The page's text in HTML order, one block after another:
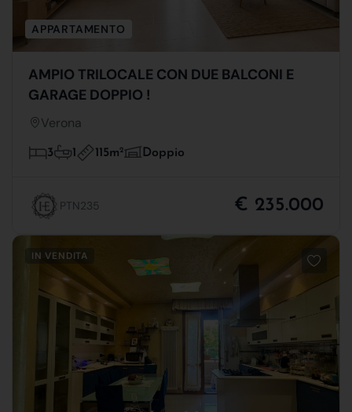
APPARTAMENTO
AMPIO TRILOCALE CON DUE BALCONI E
GARAGE DOPPIO !
Verona
3 1 115m2 Doppio
PTN235 € 235.000
IN VENDITA